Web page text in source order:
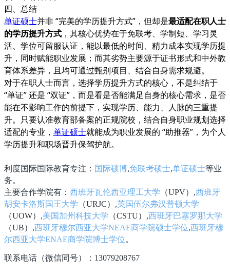
四、总结
单证硕士并非 “完美的学历提升方式”，但却是最适配在职人士
的学历提升方式 ，其核心优势在于免联考、学制短、学习灵
活、学位可留服认证，能以最低的时间、精力成本实现学历提
升，同时赋能职业发展；而其劣势主要源于证书形式和中外教
育体系差异，且均可通过甄别项目、结合自身需求规避。
对于在职人士而言，选择学历提升方式的核心，不是纠结于
“单证” 还是 “双证”，而是看是否能满足自身的核心需求，是否
能在不影响工作的前提下，实现学历、能力、人脉的三重提
升。只要认准教育部备案的正规院校，结合自身职业规划选择
适配的专业， 单证硕士就能成为职业发展的 “助推器”，为个人
学历提升和职场晋升保驾护航。
利度国际国际教育专注： 国际硕博,免联考硕士,单证硕士等业
务。
主要合作学院有： 西班牙瓦伦西亚理工大学 （UPV）,西班牙
胡安卡洛斯国王大学 （URJC）,英国伍尔弗汉普顿大学
（UOW）,美国加州科技大学 （CSTU）,西班牙巴塞罗那大学
（UB）,西班牙穆尔西亚大学NEAE商学院硕士学位,西班牙穆
尔西亚大学ENAE商学院博士学位。
联系电话（微信同号）：13079208767